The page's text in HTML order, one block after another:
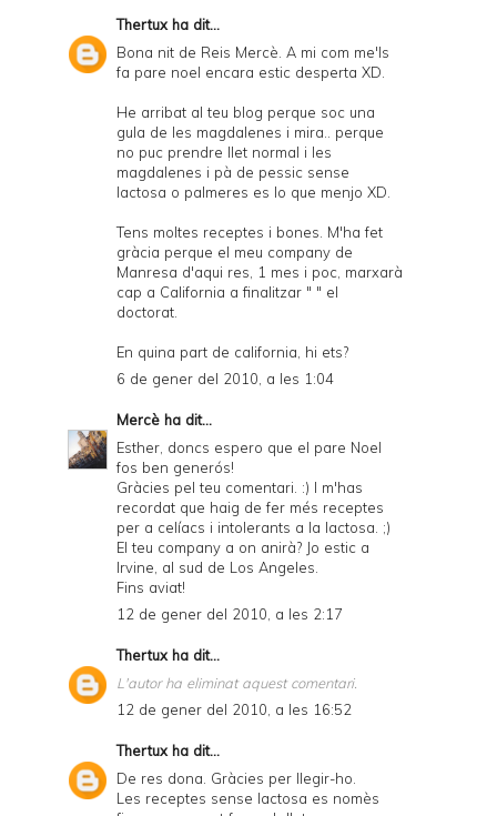
Thertuxha dit...
Bona nit de Reis Mercè. A mi com me'ls
fa pare noel encara estic desperta XD.
He arribat al teu blog perque soc una
gula de les magdalenes i mira.. perque
no puc prendre llet normal i les
magdalenes i pà de pessic sense
lactosa o palmeres es lo que menjo XD.
Tens moltes receptes i bones. M'ha fet
gràcia perque el meu company de
Manresa d'aqui res, 1 mes i poc, marxarà
cap a California a finalitzar " " el
doctorat.
En quina part de california, hi ets?
6 de gener del 2010, a les 1:04
Mercè ha dit...
Esther, doncs espero que el pare Noel
fos ben generós!
Gràcies pel teu comentari. :) I m'has
recordat que haig de fer més receptes
per a celíacs i intolerants a la lactosa. ;)
El teu company a on anirà? Jo estic a
Irvine, al sud de Los Angeles.
Fins aviat!
12 de gener del 2010, a les 2:17
Thertuxha dit...
L'autor ha eliminat aquest comentari.
12 de gener del 2010, a les 16:52
Thertuxha dit...
De res dona. Gràcies per llegir-ho.
Les receptes sense lactosa es nomès